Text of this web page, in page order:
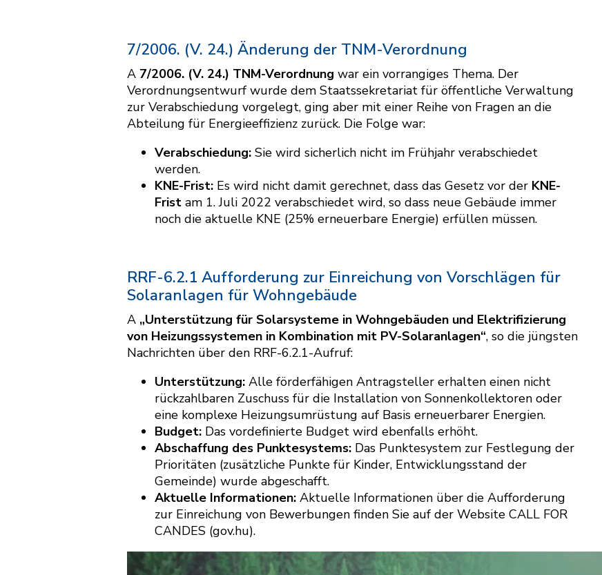
7/2006. (V. 24.) Änderung der TNM-Verordnung
A 7/2006. (V. 24.) TNM-Verordnung war ein vorrangiges Thema. Der
Verordnungsentwurf wurde dem Staatssekretariat für öffentliche Verwaltung
zur Verabschiedung vorgelegt, ging aber mit einer Reihe von Fragen an die
Abteilung für Energieeffizienz zurück. Die Folge war:
Verabschiedung: Sie wird sicherlich nicht im Frühjahr verabschiedet
werden.
KNE-Frist: Es wird nicht damit gerechnet, dass das Gesetz vor der KNE-
Frist am 1. Juli 2022 verabschiedet wird, so dass neue Gebäude immer
noch die aktuelle KNE (25% erneuerbare Energie) erfüllen müssen.
RRF-6.2.1 Aufforderung zur Einreichung von Vorschlägen für
Solaranlagen für Wohngebäude
A „Unterstützung für Solarsysteme in Wohngebäuden und Elektrifizierung
von Heizungssystemen in Kombination mit PV-Solaranlagen“, so die jüngsten
Nachrichten über den RRF-6.2.1-Aufruf:
Unterstützung: Alle förderfähigen Antragsteller erhalten einen nicht
rückzahlbaren Zuschuss für die Installation von Sonnenkollektoren oder
eine komplexe Heizungsumrüstung auf Basis erneuerbarer Energien.
Budget: Das vordefinierte Budget wird ebenfalls erhöht.
Abschaffung des Punktesystems: Das Punktesystem zur Festlegung der
Prioritäten (zusätzliche Punkte für Kinder, Entwicklungsstand der
Gemeinde) wurde abgeschafft.
Aktuelle Informationen: Aktuelle Informationen über die Aufforderung
zur Einreichung von Bewerbungen finden Sie auf der Website CALL FOR
CANDES (gov.hu).